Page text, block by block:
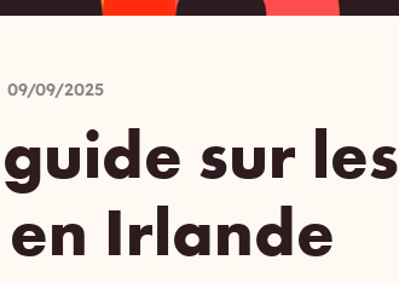
09/09/2025
sur
en Irlande